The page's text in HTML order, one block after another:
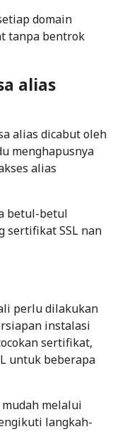
domain
tanpa bentrok
alias
alias dicabut oleh
menghapusnya
alias
betul-betul
sertifikat SSL nan
perlu dilakukan
instalasi
sertifikat,
untuk beberapa
melalui
langkah-